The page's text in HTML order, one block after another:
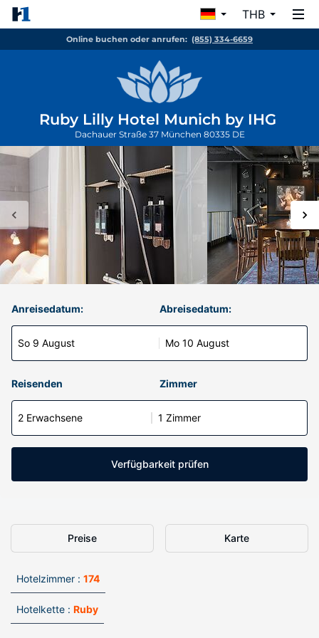
THB
Online buchen oder anrufen: (855) 334-6659
Ruby Lilly Hotel Munich by IHG
Dachauer Straße 37 München 80335 DE
Anreisedatum:
So 9 August
Abreisedatum:
Mo 10 August
Reisenden Zimmer
2 Erwachsene 1 Zimmer
Verfügbarkeit prüfen
Preise Karte
Hotelzimmer : 174
Hotelkette : Ruby